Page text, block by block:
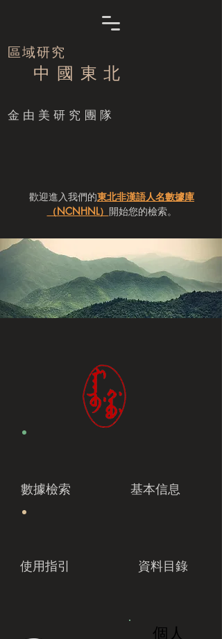
區域研究
中 國 東 北
​金由美研究團隊
歡迎進入我們的東北非漢語人名數據庫
（NCNHNL） 開始您的檢索。
數據檢索 基本信息
使用指引 資料目錄
個人